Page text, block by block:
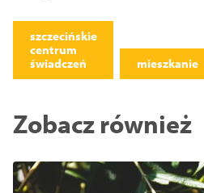
szczecińskie
centrum
świadczeń
mieszkanie
Zobacz również